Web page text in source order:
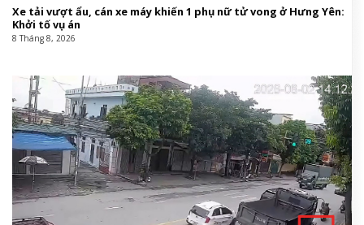
Xe tải vượt ẩu, cán xe máy khiến 1 phụ nữ tử vong ở Hưng Yên:
Khởi tố vụ án
8 Tháng 8, 2026